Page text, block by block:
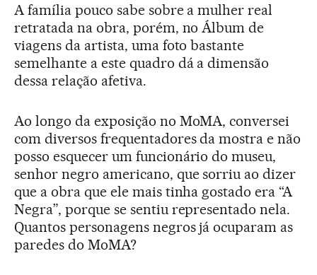
A família pouco sabe sobre a mulher real
retratada na obra, porém, no Álbum de
viagens da artista, uma foto bastante
semelhante a este quadro dá a dimensão
dessa relação afetiva.
Ao longo da exposição no MoMA, conversei
com diversos frequentadores da mostra e não
posso esquecer um funcionário do museu,
senhor negro americano, que sorriu ao dizer
que a obra que ele mais tinha gostado era “A
Negra”, porque se sentiu representado nela.
Quantos personagens negros já ocuparam as
paredes do MoMA?